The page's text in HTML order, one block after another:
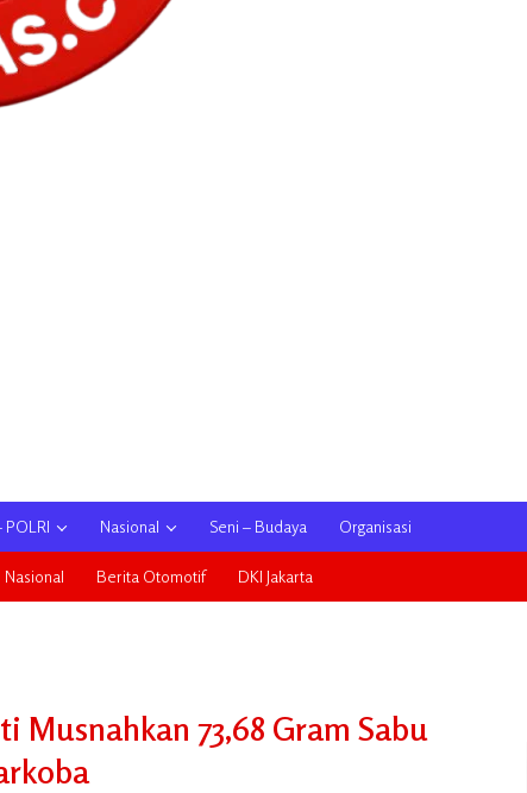
POLRI Nasional Seni – Budaya Organisasi
Nasional Berita Otomotif DKI Jakarta
Musnahkan 73,68 Gram Sabu